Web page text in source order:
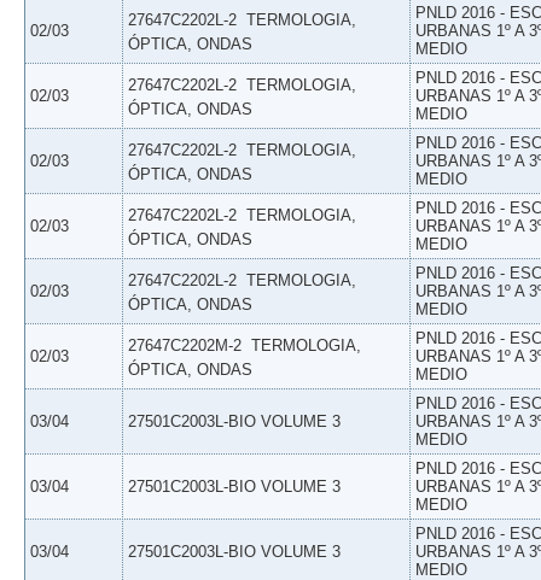
02/03
27647C2202L-2  TERMOLOGIA,
ÓPTICA, ONDAS
PNLD 2016 -
URBANAS 1º A
MEDIO
02/03
27647C2202L-2  TERMOLOGIA,
ÓPTICA, ONDAS
PNLD 2016 -
URBANAS 1º A
MEDIO
02/03
27647C2202L-2  TERMOLOGIA,
ÓPTICA, ONDAS
PNLD 2016 -
URBANAS 1º A
MEDIO
02/03
27647C2202L-2  TERMOLOGIA,
ÓPTICA, ONDAS
PNLD 2016 -
URBANAS 1º A
MEDIO
02/03
27647C2202L-2  TERMOLOGIA,
ÓPTICA, ONDAS
PNLD 2016 -
URBANAS 1º A
MEDIO
02/03
27647C2202M-2  TERMOLOGIA,
ÓPTICA, ONDAS
PNLD 2016 -
URBANAS 1º A
MEDIO
03/04 27501C2003L-BIO VOLUME 3
PNLD 2016 -
URBANAS 1º A
MEDIO
03/04 27501C2003L-BIO VOLUME 3
PNLD 2016 -
URBANAS 1º A
MEDIO
03/04 27501C2003L-BIO VOLUME 3
PNLD 2016 -
URBANAS 1º A
MEDIO